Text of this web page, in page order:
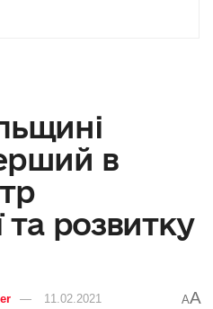
в
та розвитку
11.02.2021 AA